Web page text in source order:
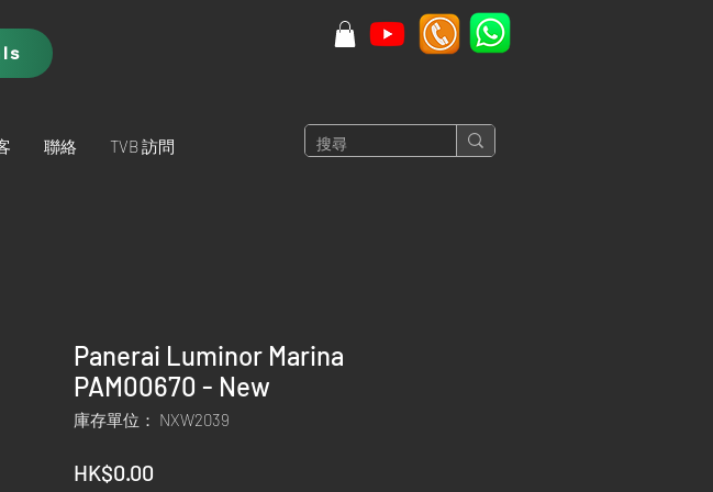
聯絡 TVB 訪問
Panerai Luminor Marina
PAM00670 - New
庫存單位： NXW2039
HK$0.00